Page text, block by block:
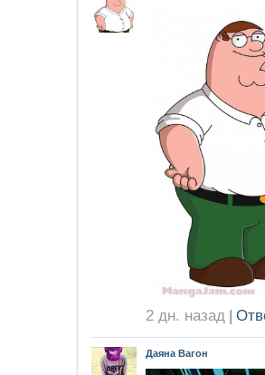
2 дн. назад |
Даяна Вагон